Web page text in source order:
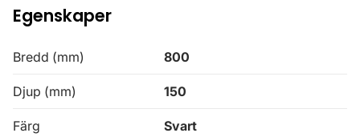
Egenskaper
Bredd (mm) 800
Djup (mm) 150
Färg Svart